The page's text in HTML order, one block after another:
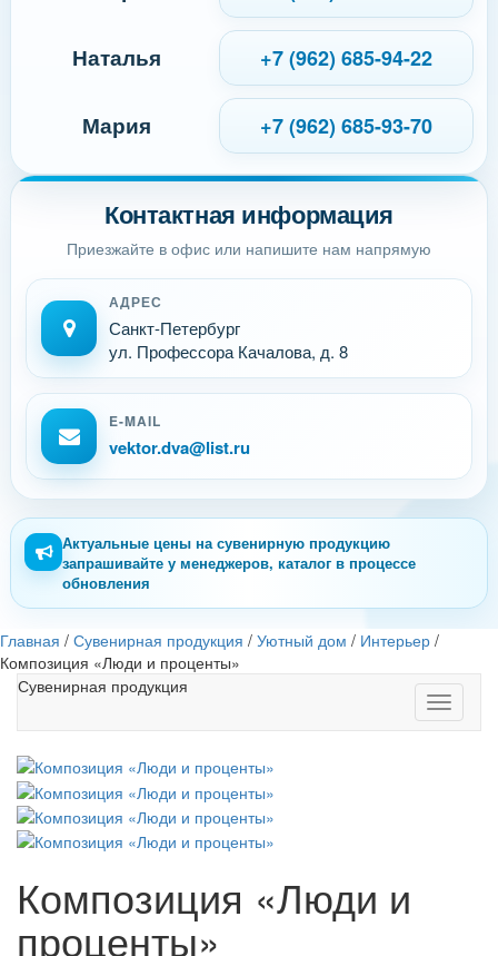
Контактная информация
Приезжайте в офис или напишите нам напрямую
АДРЕС
Санкт-Петербург
ул. Профессора Качалова, д. 8
E-MAIL
vektor.dva@list.ru
Наталья +7 (962) 685-94-22
Мария +7 (962) 685-93-70
Актуальные цены на сувенирную продукцию
запрашивайте у менеджеров, каталог в процессе
обновления
Главная / Сувенирная продукция / Уютный дом / Интерьер /
Композиция «Люди и проценты»
Toggle
Сувенирная продукция
Композиция «Люди и
проценты»